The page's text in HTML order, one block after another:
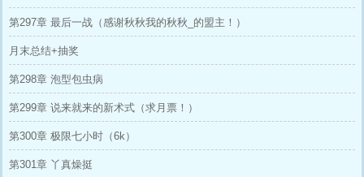
第297章 最后一战（感谢秋秋我的秋秋_的盟主！）
月末总结+抽奖
第298章 泡型包虫病
第299章 说来就来的新术式（求月票！）
第300章 极限七小时（6k）
第301章 丫真燥挺